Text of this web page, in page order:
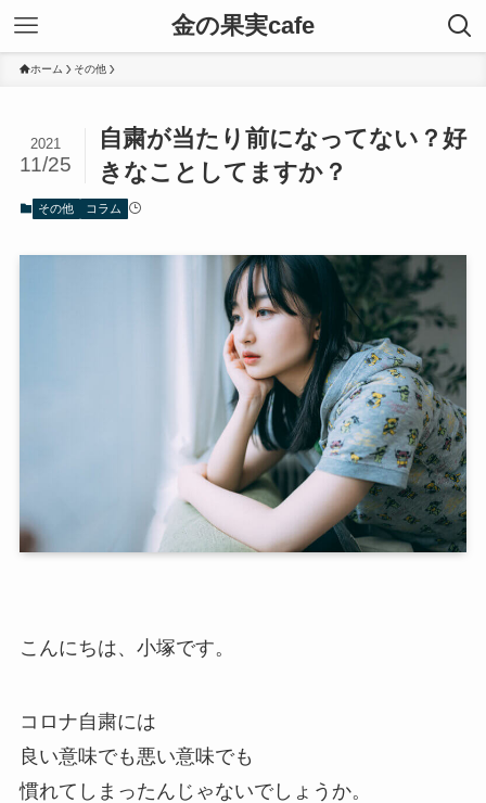
金の果実cafe
ホーム その他
自粛が当たり前になってない？好
きなことしてますか？
2021
11/25
その他 コラム
こんにちは、小塚です。
コロナ自粛には
良い意味でも悪い意味でも
慣れてしまったんじゃないでしょうか。